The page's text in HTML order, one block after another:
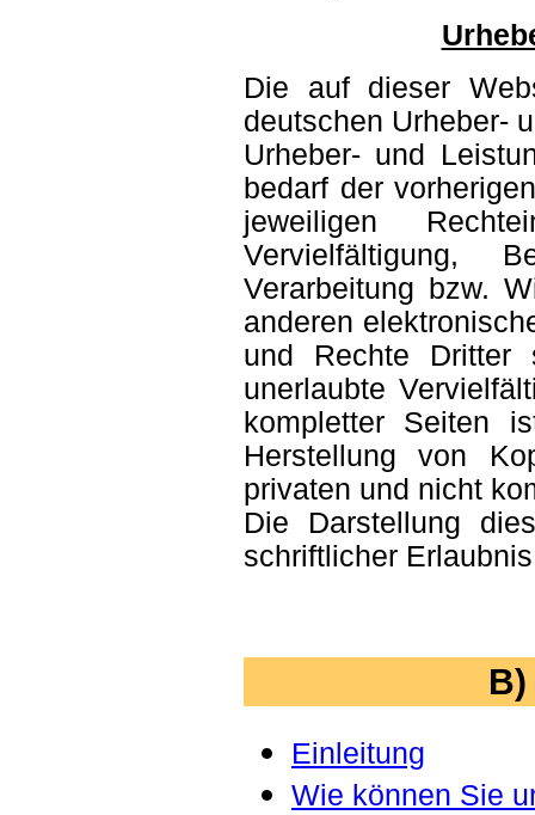
Die auf dieser
deutschen Urheber-
Urheber- und
bedarf der
jeweiligen
Vervielfältigung,
Verarbeitung bzw.
anderen
und Rechte Dritter
unerlaubte
kompletter Seiten
Herstellung von
privaten und nicht
Die Darstellung
schriftlicher
Einleitung
Wie können Sie